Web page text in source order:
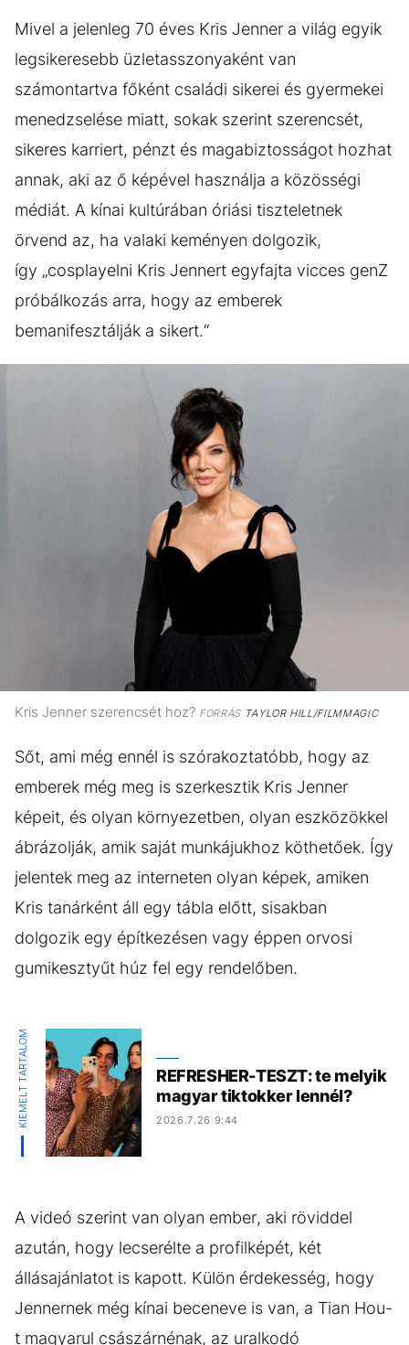
Mivel a jelenleg 70 éves Kris Jenner a világ egyik
legsikeresebb üzletasszonyaként van
számontartva főként családi sikerei és gyermekei
menedzselése miatt, sokak szerint szerencsét,
sikeres karriert, pénzt és magabiztosságot hozhat
annak, aki az ő képével használja a közösségi
médiát. A kínai kultúrában óriási tiszteletnek
örvend az, ha valaki keményen dolgozik,
így „cosplayelni Kris Jennert egyfajta vicces genZ
próbálkozás arra, hogy az emberek
bemanifesztálják a sikert.“
Kris Jenner szerencsét hoz? FORRÁSTAYLOR HILL/FILMMAGIC
Sőt, ami még ennél is szórakoztatóbb, hogy az
emberek még meg is szerkesztik Kris Jenner
képeit, és olyan környezetben, olyan eszközökkel
ábrázolják, amik saját munkájukhoz köthetőek. Így
jelentek meg az interneten olyan képek, amiken
Kris tanárként áll egy tábla előtt, sisakban
dolgozik egy építkezésen vagy éppen orvosi
gumikesztyűt húz fel egy rendelőben.
KIEMELT TARTALOM
REFRESHER-TESZT: te melyik
magyar tiktokker lennél?
2026.7.26 9:44
A videó szerint van olyan ember, aki röviddel
azután, hogy lecserélte a profilképét, két
állásajánlatot is kapott. Külön érdekesség, hogy
Jennernek még kínai beceneve is van, a Tian Hou-
t magyarul császárnénak, az uralkodó